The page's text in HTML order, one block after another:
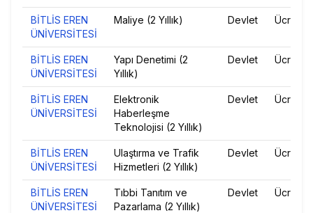
BİTLİS EREN
ÜNİVERSİTESİ
Maliye (2 Yıllık) Devlet Ücretsiz
BİTLİS EREN
ÜNİVERSİTESİ
Yapı Denetimi (2
Yıllık)
Devlet Ücretsiz
BİTLİS EREN
ÜNİVERSİTESİ
Elektronik
Haberleşme
Teknolojisi (2 Yıllık)
Devlet Ücretsiz
BİTLİS EREN
ÜNİVERSİTESİ
Ulaştırma ve Trafik
Hizmetleri (2 Yıllık)
Devlet Ücretsiz
BİTLİS EREN
ÜNİVERSİTESİ
Tıbbi Tanıtım ve
Pazarlama (2 Yıllık)
Devlet Ücretsiz